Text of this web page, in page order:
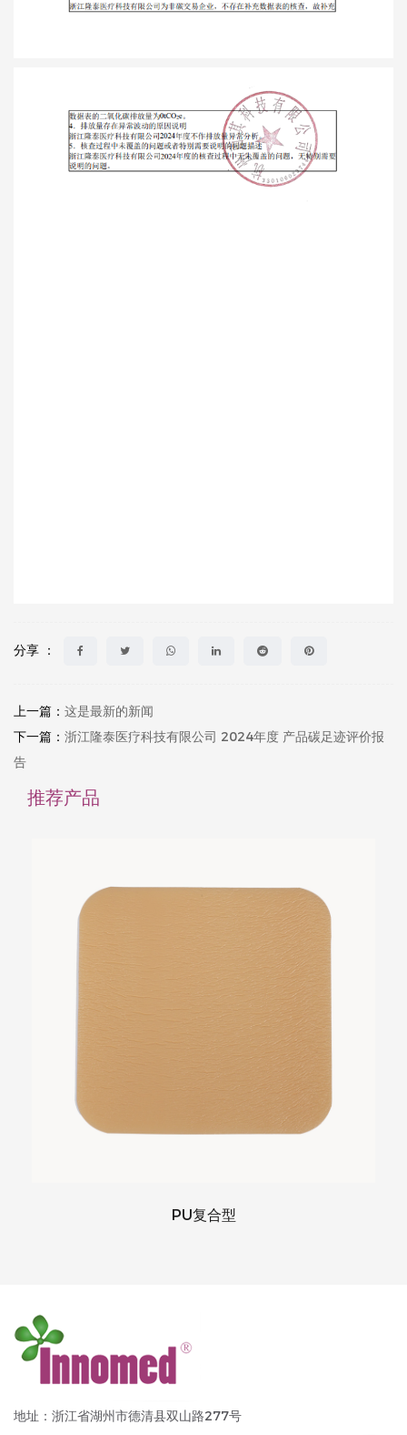
分享 ：
上一篇： 这是最新的新闻
下一篇： 浙江隆泰医疗科技有限公司 2024年度 产品碳足迹评价报
告
推荐产品
PU复合型
地址：浙江省湖州市德清县双山路277号